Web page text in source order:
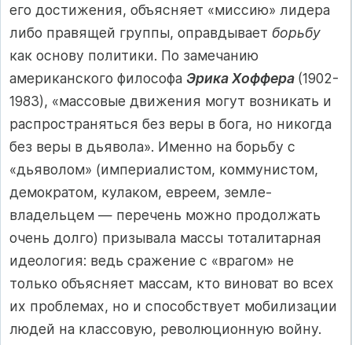
его достижения, объяс­няет «миссию» лидера
либо правящей группы, оправдывает борьбу
как ос­нову политики. По замечанию
американского философа Эрика Хоффера (1902-
1983), «массовые движения могут возникать и
распространяться без веры в бога, но никогда
без веры в дьявола». Именно на борьбу с
«дьяво­лом» (империалистом, коммунистом,
демократом, кулаком, евреем, земле­
владельцем — перечень можно продолжать
очень долго) призывала массы тоталитарная
идеология: ведь сражение с «врагом» не
только объясняет мас­сам, кто виноват во всех
их проблемах, но и способствует мобилизации
людей на классовую, революционную войну.